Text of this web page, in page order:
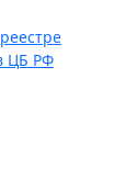
ЦБ РФ